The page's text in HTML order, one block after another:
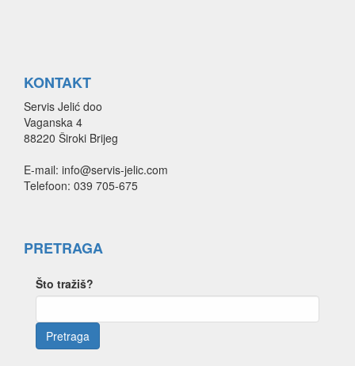
KONTAKT
Servis Jelić doo
Vaganska 4
88220 Široki Brijeg
E-mail: info@servis-jelic.com
Telefoon: 039 705-675
PRETRAGA
Što tražiš?